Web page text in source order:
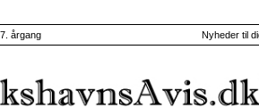
årgang Nyheder til